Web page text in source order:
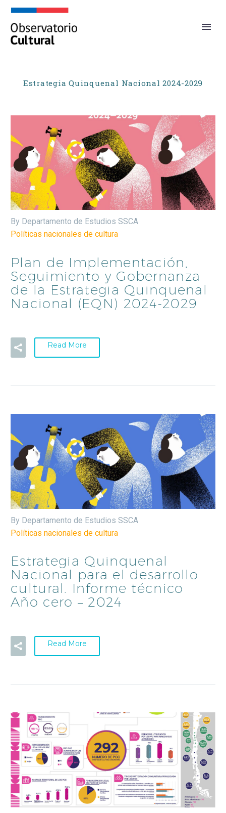
Estrategia Quinquenal Nacional 2024-2029
By Departamento de Estudios SSCA
Políticas nacionales de cultura
Plan de Implementación,
Seguimiento y Gobernanza
de la Estrategia Quinquenal
Nacional (EQN) 2024-2029
Read More
By Departamento de Estudios SSCA
Políticas nacionales de cultura
Estrategia Quinquenal
Nacional para el desarrollo
cultural. Informe técnico
Año cero – 2024
Read More